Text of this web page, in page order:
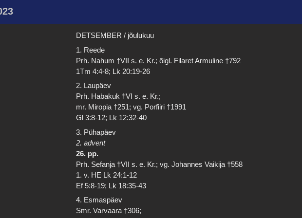
DETSEMBER / jõulukuu
1. Reede
Prh. Nahum †VII s. e. Kr.; õigl. Filaret Armuline †792
1Tm 4:4-8; Lk 20:19-26
2. Laupäev
Prh. Habakuk †VI s. e. Kr.;
mr. Miropia †251; vg. Porfiiri †1991
Gl 3:8-12; Lk 12:32-40
3. Pühapäev
2. advent
26. pp.
Prh. Sefanja †VII s. e. Kr.; vg. Johannes Vaikija †558
1. v. HE Lk 24:1-12
Ef 5:8-19; Lk 18:35-43
4. Esmaspäev
Smr. Varvaara †306;